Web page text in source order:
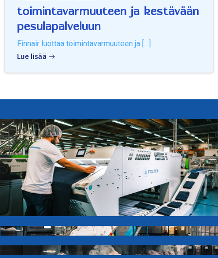
toimintavarmuuteen ja kestävään
pesulapalveluun
Finnair luottaa toimintavarmuuteen ja […]
Lue lisää